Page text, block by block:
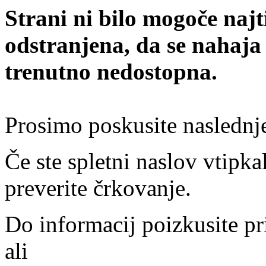
Strani ni bilo mogoče
odstranjena, da se
trenutno nedostopna.
Prosimo poskusite
Če ste spletni naslov
preverite črkovanje.
Do informacij poizkusite
ali